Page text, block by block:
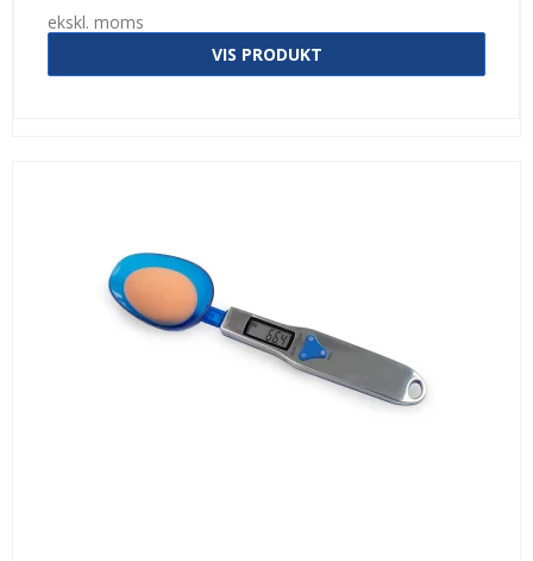
ekskl. moms
VIS PRODUKT